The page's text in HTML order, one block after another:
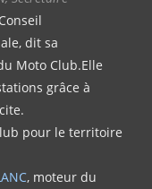
dit sa
Moto Club.Elle
grâce à
pour le territoire
, moteur du